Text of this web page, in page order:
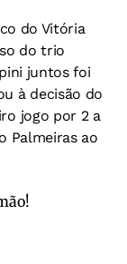
do Vitória
do trio
juntos foi
à decisão do
jogo por 2 a
Palmeiras ao